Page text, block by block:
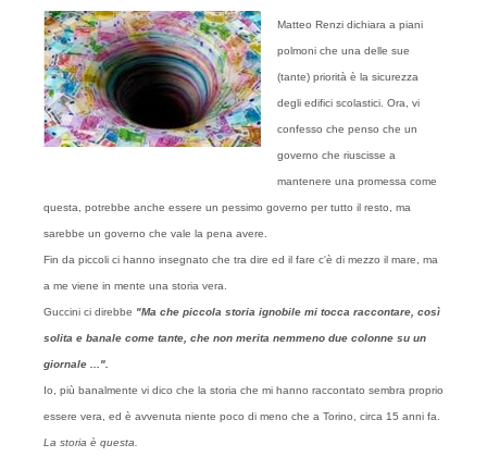
Matteo Renzi dichiara a piani
polmoni che una delle sue
(tante) priorità è la sicurezza
degli edifici scolastici. Ora, vi
confesso che penso che un
governo che riuscisse a
mantenere una promessa come
questa, potrebbe anche essere un pessimo governo per tutto il resto, ma
sarebbe un governo che vale la pena avere.
Fin da piccoli ci hanno insegnato che tra dire ed il fare c'è di mezzo il mare, ma
a me viene in mente una storia vera.
Guccini ci direbbe "Ma che piccola storia ignobile mi tocca raccontare, così
solita e banale come tante, che non merita nemmeno due colonne su un
giornale ...".
Io, più banalmente vi dico che la storia che mi hanno raccontato sembra proprio
essere vera, ed è avvenuta niente poco di meno che a Torino, circa 15 anni fa.
La storia è questa.